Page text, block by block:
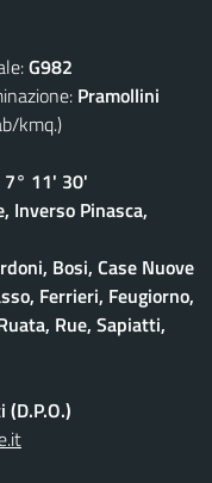
G982
Pramollini
kmq.)
7° 11' 30'
Inverso Pinasca,
Bosi, Case Nuove
Ferrieri, Feugiorno,
Rue, Sapiatti,